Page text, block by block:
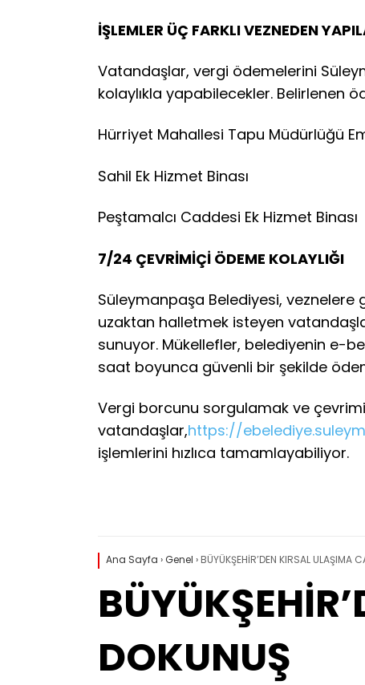
İŞLEMLER ÜÇ FARKLI VEZNEDEN
Vatandaşlar, vergi ödemelerini
kolaylıkla yapabilecekler. Belirlenen
Hürriyet Mahallesi Tapu Müdürlüğü
Sahil Ek Hizmet Binası
Peştamalcı Caddesi Ek Hizmet Binası
7/24 ÇEVRİMİÇİ ÖDEME KOLAYLIĞI
Süleymanpaşa Belediyesi,
uzaktan halletmek isteyen
sunuyor. Mükellefler, belediyenin e-
saat boyunca güvenli bir şekilde
Vergi borcunu sorgulamak ve
vatandaşlar,https://
işlemlerini hızlıca tamamlayabiliyor.
Ana Sayfa ›Genel › BÜYÜKŞEHİR’DEN KIRSAL ULAŞIMA
DOKUNUŞ